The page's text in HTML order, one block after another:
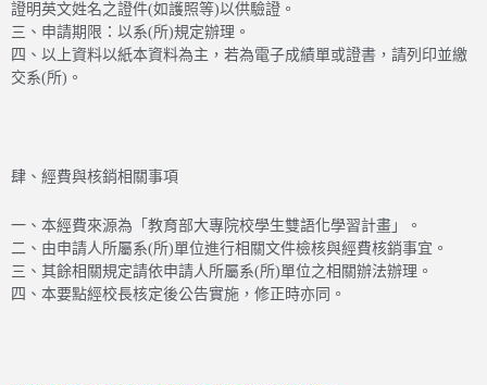
證明英文姓名之證件(如護照等)以供驗證。
三、申請期限：以系(所)規定辦理。
四、以上資料以紙本資料為主，若為電子成績單或證書，請列印並繳
交系(所)。
肆、經費與核銷相關事項
一、本經費來源為「教育部大專院校學生雙語化學習計畫」。
二、由申請人所屬系(所)單位進行相關文件檢核與經費核銷事宜。
三、其餘相關規定請依申請人所屬系(所)單位之相關辦法辦理。
四、本要點經校長核定後公告實施，修正時亦同。